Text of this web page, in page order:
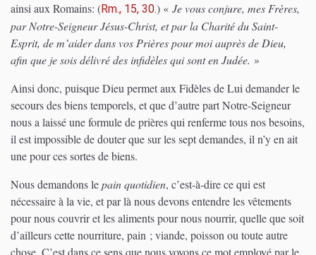
ainsi aux Romains: (Rm., 15, 30.) « Je vous conjure, mes Frères,
par Notre-Seigneur Jésus-Christ, et par la Charité du Saint-
Esprit, de m’aider dans vos Prières pour moi auprès de Dieu,
afin que je sois délivré des infidèles qui sont en Judée. »
Ainsi donc, puisque Dieu permet aux Fidèles de Lui demander le
secours des biens temporels, et que d’autre part Notre-Seigneur
nous a laissé une formule de prières qui renferme tous nos besoins,
il est impossible de douter que sur les sept demandes, il n’y en ait
une pour ces sortes de biens.
Nous demandons lepain quotidien, c’est-à-dire ce qui est
nécessaire à la vie, et par là nous devons entendre les vêtements
pour nous couvrir et les aliments pour nous nourrir, quelle que soit
d’ailleurs cette nourriture, pain ; viande, poisson ou toute autre
chose. C’est dans ce sens que nous voyons ce mot employé par le